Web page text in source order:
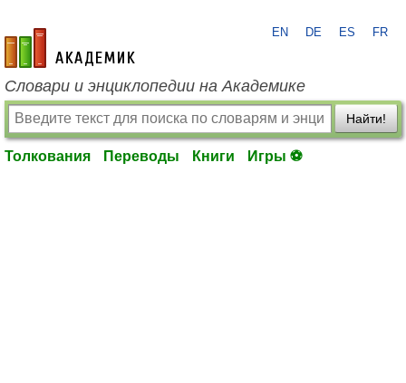
academic.ru
EN DE ES FR
Словари и энциклопедии на Академике
Найти!
Толкования Переводы Книги Игры ⚽